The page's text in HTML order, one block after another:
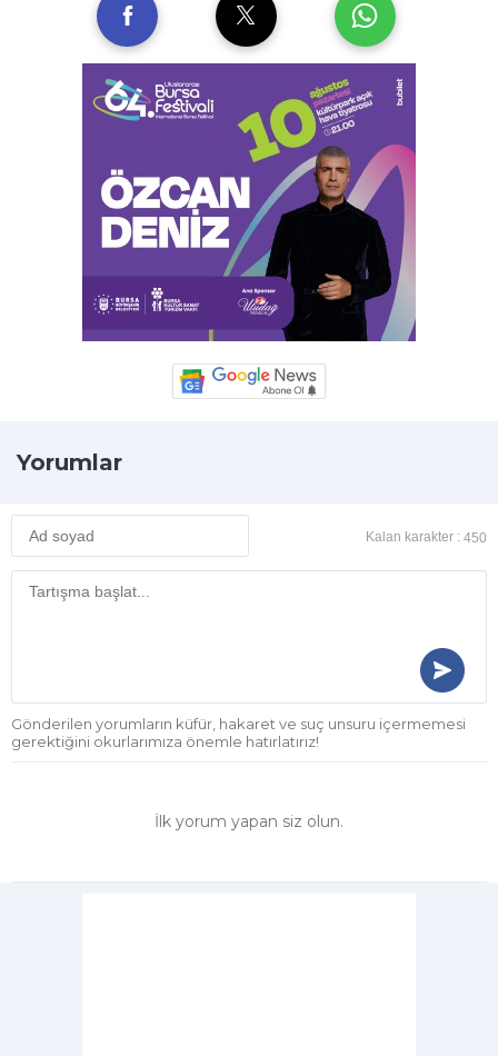
Yorumlar
Kalan karakter : 450
Gönderilen yorumların küfür, hakaret ve suç unsuru içermemesi
gerektiğini okurlarımıza önemle hatırlatırız!
İlk yorum yapan siz olun.